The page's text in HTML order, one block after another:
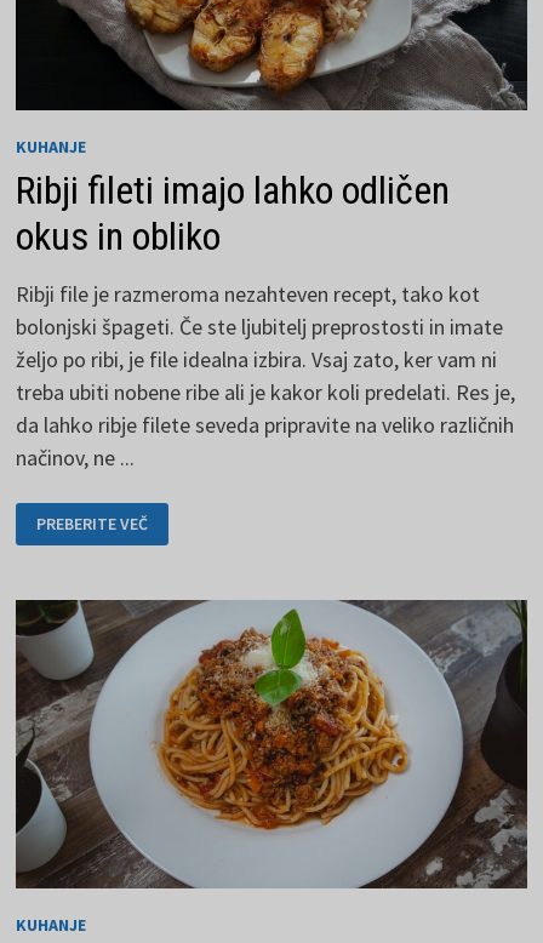
KUHANJE
Ribji fileti imajo lahko odličen
okus in obliko
Ribji file je razmeroma nezahteven recept, tako kot
bolonjski špageti. Če ste ljubitelj preprostosti in imate
željo po ribi, je file idealna izbira. Vsaj zato, ker vam ni
treba ubiti nobene ribe ali je kakor koli predelati. Res je,
da lahko ribje filete seveda pripravite na veliko različnih
načinov, ne ...
RIBJI
FILETI
IMAJO
OKUS
IN
OBLIKO
PREBERITE VEČ
KUHANJE